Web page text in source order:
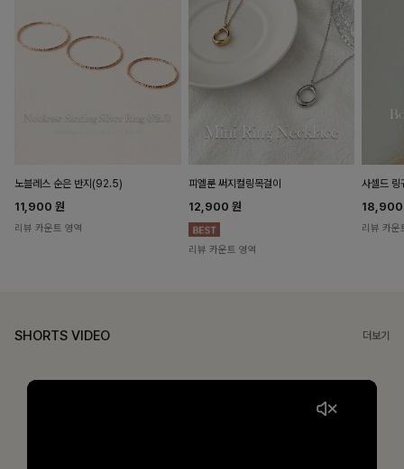
노블레스 순은 반지(92.5)
11,900 원
리뷰 카운트 영역
피엘룬 써지컬링목걸이
12,900 원
리뷰 카운트 영역
사셀드 링
리뷰 카운
SHORTS VIDEO 더보기